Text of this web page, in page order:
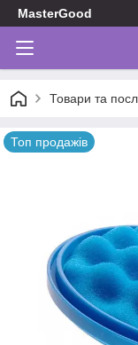
MasterGood
Товари та
Топ продажів